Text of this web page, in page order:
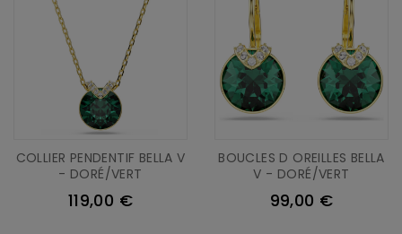
COLLIER PENDENTIF BELLA V
- DORÉ/VERT
119,00 €
BOUCLES D OREILLES BELLA
V - DORÉ/VERT
99,00 €